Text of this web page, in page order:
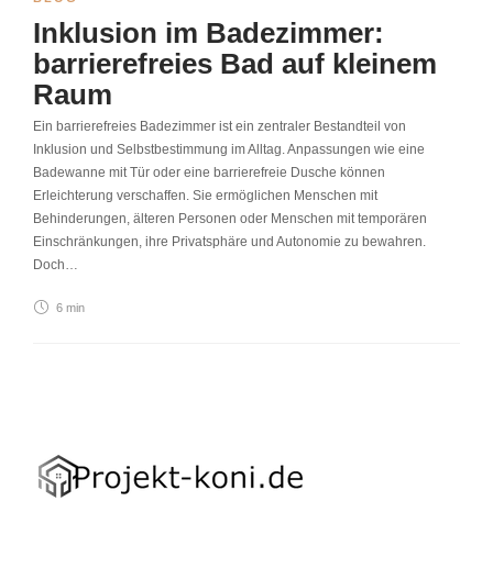
Inklusion im Badezimmer:
barrierefreies Bad auf kleinem
Raum
Ein barrierefreies Badezimmer ist ein zentraler Bestandteil von
Inklusion und Selbstbestimmung im Alltag. Anpassungen wie eine
Badewanne mit Tür oder eine barrierefreie Dusche können
Erleichterung verschaffen. Sie ermöglichen Menschen mit
Behinderungen, älteren Personen oder Menschen mit temporären
Einschränkungen, ihre Privatsphäre und Autonomie zu bewahren.
Doch…
6 min